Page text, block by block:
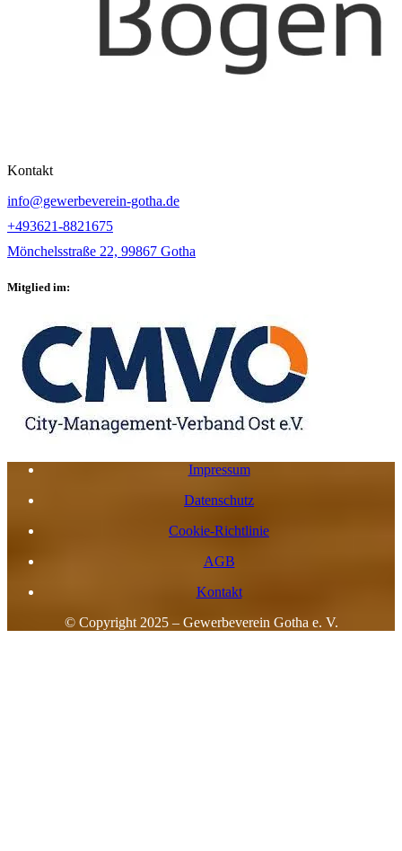
Kontakt
info@gewerbeverein-gotha.de
+493621-8821675
Mönchelsstraße 22, 99867 Gotha
Mitglied im:
Impressum
Datenschutz
Cookie-Richtlinie
AGB
Kontakt
© Copyright 2025 – Gewerbeverein Gotha e. V.